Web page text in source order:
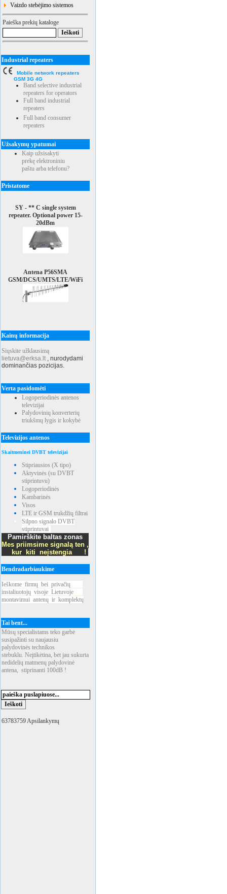
Vaizdo stebėjimo sistemos
Paieška prekių kataloge
Industrial repeaters
Mobile network repeaters
GSM 3G 4G
Band selective industrial
repeaters for operators
Full band industrial
repeaters
Full band consumer
repeaters
Užsakymų ypatumai
Kaip užsisakyti
prekę elektroniniu
paštu arba telefonu?
Pristatome
SY - ** C single system
repeater. Optional power 15-
20dBm
Antena P56SMA
GSM/DCS/UMTS/LTE/WiFi
Kainų informacija
Siųskite užklausimą
lietuva@erksa.lt , nurodydami
dominančias pozicijas.
Verta pasidomėti
Logoperiodinės antenos
televizijai
Palydovinių konverterių
triukšmų lygis ir kokybė
Televizijos antenos
Skaitmeninei DVBT televizijai
Stipriausios (X tipo)
Aktyvinės (su DVBT
stiprintuvu)
Logoperiodinės
Kambarinės
Visos
LTE ir GSM trukdžių filtrai
Silpno signalo DVBT
stiprintuvai
Pamirškite baltas zonas
Mes priimsime signalą ten ,
kur kiti neįstengia !
Bendradarbiaukime
Ieškome firmų bei privačių
instaliuotojų visoje Lietuvoje
montavimui antenų ir komplektų
Tai bent...
Mūsų specialistams teko garbė
susipažinti su naujausiu
palydovinės technikos
stebuklu. Neįtikėtina, bet jau sukurta
nedidelių matmenų palydovinė
antena, stiprinanti 100dB !
63783759 Apsilankymų